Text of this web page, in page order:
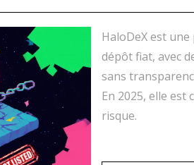
HaloDeX est
dépôt fiat, avec
sans
En 2025, elle est
risque.